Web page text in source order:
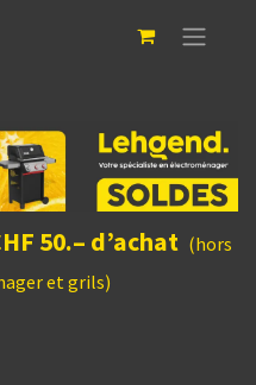
50.– d’achat (hors
et grils)